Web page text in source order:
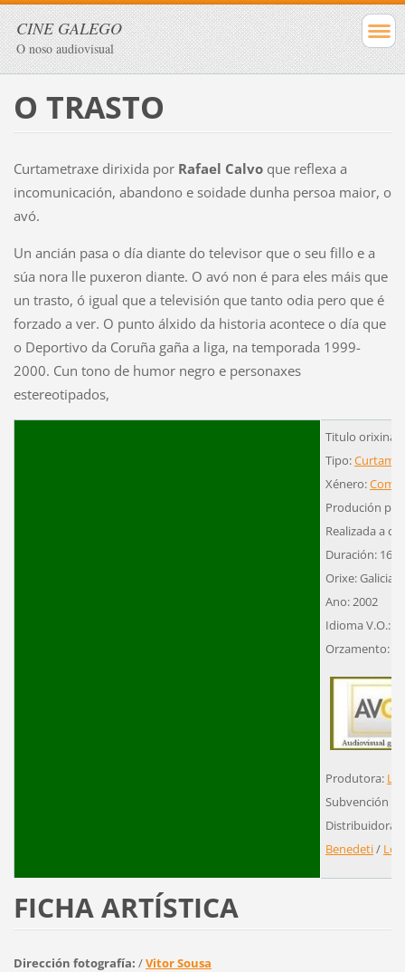
CINE GALEGO
O noso audiovisual
O TRASTO
Curtametraxe dirixida por Rafael Calvoque reflexa a
incomunicación, abandono e soidade dunha persoa maior, o
avó.
Un ancián pasa o día diante do televisor que o seu fillo e a
súa nora lle puxeron diante. O avó non é para eles máis que
un trasto, ó igual que a televisión que tanto odia pero que é
forzado a ver. O punto álxido da historia acontece o día que
o Deportivo da Coruña gaña a liga, na temporada 1999-
2000. Cun tono de humor negro e personaxes
estereotipados,
Titulo orixinal:
Tipo:
Xénero:
Produción
Realizada a cor
Duración: 16´
Orixe: Galicia
Ano: 2002
Idioma V.O.:
Orzamento:
Produtora:
Subvención
Distribuidora:
Benedeti/
FICHA ARTÍSTICA
Dirección fotografía: /Vitor Sousa